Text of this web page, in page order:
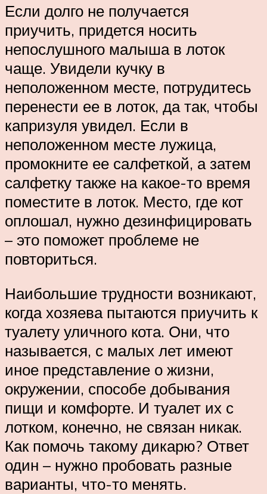
Если долго не получается
приучить, придется носить
непослушного малыша в лоток
чаще. Увидели кучку в
неположенном месте, потрудитесь
перенести ее в лоток, да так, чтобы
капризуля увидел. Если в
неположенном месте лужица,
промокните ее салфеткой, а затем
салфетку также на какое-то время
поместите в лоток. Место, где кот
оплошал, нужно дезинфицировать
– это поможет проблеме не
повториться.
Наибольшие трудности возникают,
когда хозяева пытаются приучить к
туалету уличного кота. Они, что
называется, с малых лет имеют
иное представление о жизни,
окружении, способе добывания
пищи и комфорте. И туалет их с
лотком, конечно, не связан никак.
Как помочь такому дикарю? Ответ
один – нужно пробовать разные
варианты, что-то менять.